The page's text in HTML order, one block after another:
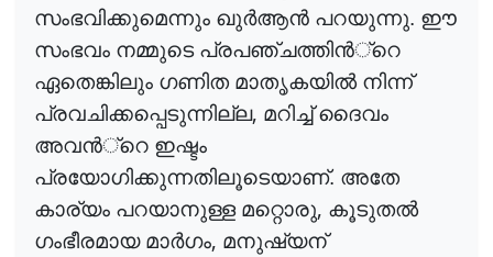
സംഭവിക്കുമെന്നും ഖുർആൻ പറയുന്നു. ഈ
സംഭവം നമ്മുടെ പ്രപഞ്ചത്തിൻ്റെ
ഏതെങ്കിലും ഗണിത മാതൃകയിൽനിന്ന്
പ്രവചിക്കപ്പെടുന്നില്ല, മറിച്ച് ദൈവം
അവൻ്റെ ഇഷ്ടം
പ്രയോഗിക്കുന്നതിലൂടെയാണ്. അതേ
കാര്യം പറയാനുള്ള മറ്റൊരു, കൂടുതൽ
ഗംഭീരമായ മാർഗം, മനുഷ്യന്